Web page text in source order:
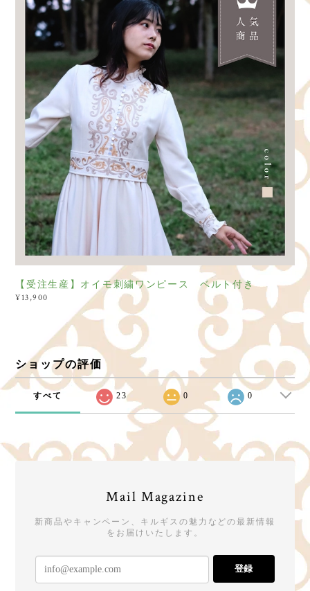
【受注生産】オイモ刺繍ワンピース ベルト付き
¥13,900
ショップの評価
すべて 23 0 0
Mail Magazine
新商品やキャンペーン、キルギスの魅力などの最新情報
をお届けいたします。
登録